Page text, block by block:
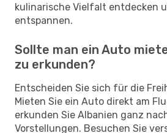
kulinarische Vielfalt entdecken
entspannen.
Sollte man ein Auto
zu erkunden?
Entscheiden Sie sich für die
Mieten Sie ein Auto direkt am
erkunden Sie Albanien ganz
Vorstellungen. Besuchen Sie